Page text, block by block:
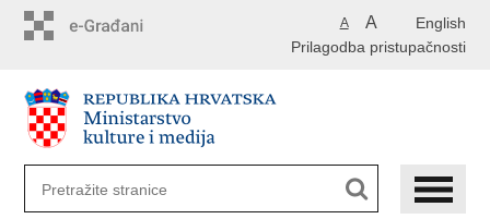
English
A A
Prilagodba pristupačnosti